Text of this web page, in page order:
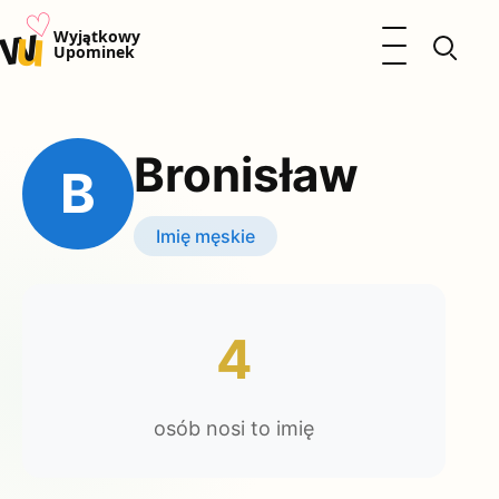
u♡Wyjątkowy
Upominek
Otwórz menu
Kalendarz Imienin
Kobieta
Okazje
Katalog prezentów
B Bronisław
Imię męskie
4
osób nosi to imię